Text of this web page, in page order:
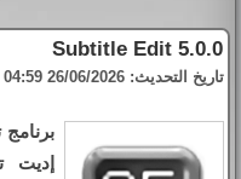
Subtitle Edit 5.0.0
تاريخ التحديث: 26/06/2026 04:59 PM
إديت